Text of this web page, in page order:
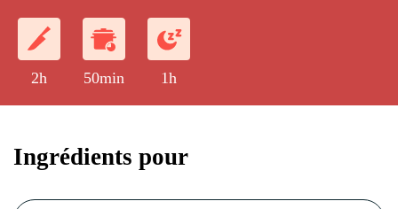
2h 50min 1h
Ingrédients pour